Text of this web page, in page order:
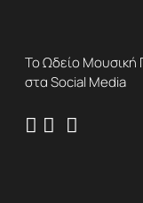
Το Ωδείο Μουσική
στα Social Media
  